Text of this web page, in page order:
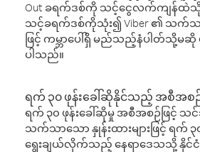
Out ခရက်ဒစ်ကို သင့်ငွေလက်ကျန်ထဲ
သင့်ခရက်ဒစ်ကိုသုံး၍ Viber ၏ သက်သာ
ဖြင့် ကမ္ဘာပေါ်ရှိ မည်သည့်နံပါတ်သို့မဆို
ပါသည်။
ရက် ၃၀ ဖုန်းခေါ်ဆိုနိုင်သည့် အစီအစဉ်
ရက် ၃၀ ဖုန်းခေါ်ဆိုမှု အစီအစဉ်ဖြင့် သ
သက်သာသော နှုန်းထားများဖြင့် ရက်
ရွေးချယ်လိုက်သည့် နေရာဒေသသို့ နိုင်ငံ